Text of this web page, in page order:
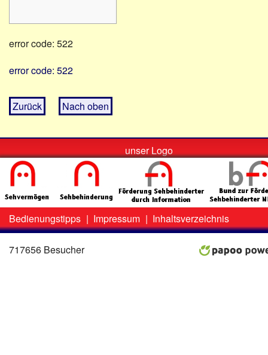
error code: 522
error code: 522
Zurück Nach oben
unser Logo
Zweit-
Menü
Bedienungstipps | Impressum | Inhaltsverzeichnis
717656 Besucher